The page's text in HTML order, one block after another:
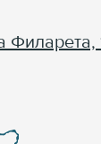
Филарета,